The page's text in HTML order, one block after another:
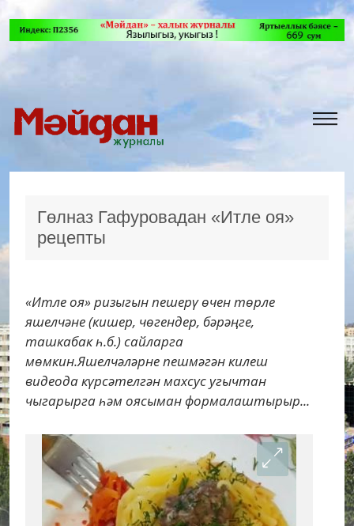
Гөлназ Гафуровадан «Итле оя»
рецепты
«Итле оя» ризыгын пешерү өчен төрле
яшелчәне (кишер, чөгендер, бәрәңге,
ташкабак һ.б.) сайларга
мөмкин.Яшелчәләрне пешмәгән килеш
видеода күрсәтелгән махсус угычтан
чыгарырга һәм оясыман формалаштырыр...